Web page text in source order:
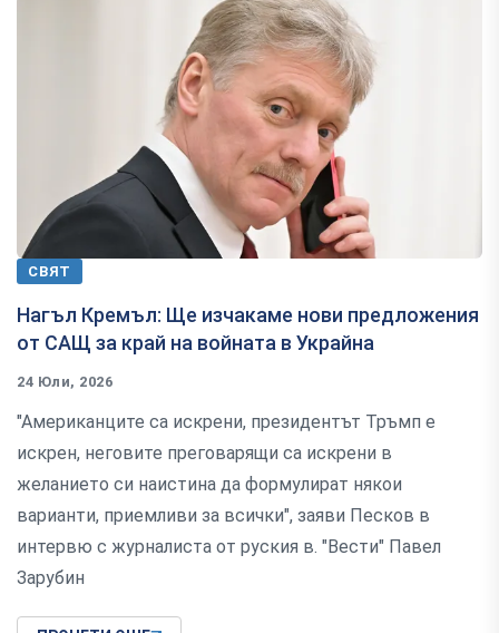
СВЯТ
Нагъл Кремъл: Ще изчакаме нови предложения
от САЩ за край на войната в Украйна
24 Юли, 2026
"Американците са искрени, президентът Тръмп е
искрен, неговите преговарящи са искрени в
желанието си наистина да формулират някои
варианти, приемливи за всички", заяви Песков в
интервю с журналиста от руския в. "Вести" Павел
Зарубин